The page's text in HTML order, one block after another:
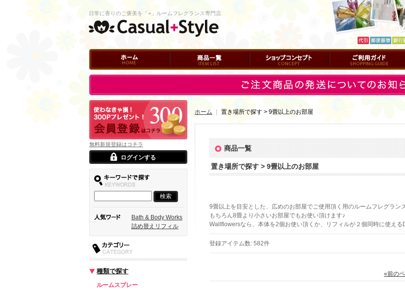
ホーム 商品一覧 ショップコンセプト ご利用ガイド
日常に香りのご褒美を「+」ルームフレグランス専門店
ログイン
無料新規登録はコチラ
ログインする
Bath & Body Works
詰め替えリフィル
種類で探す
ルームスプレー
ホーム 置き場所で探す > 9畳以上のお部屋
商品一覧
置き場所で探す > 9畳以上のお部屋
9畳以上を目安とした、広めのお部屋でご使用頂く用のルームフレグラン
もちろん8畳より小さいお部屋でもお使い頂けます♪
Wallflowersなら、本体を2個お使い頂くか、リフィルが２個同時に使える
登録アイテム数: 582件
«前の